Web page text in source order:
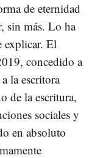
de eternidad
sin más. Lo ha
explicar. El
concedido a
la escritora
de la escritura,
sociales y
en absoluto